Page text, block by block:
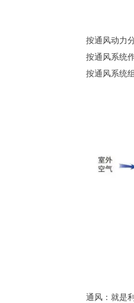
按通风动力
按通风系统
按通风系统
通风：就是